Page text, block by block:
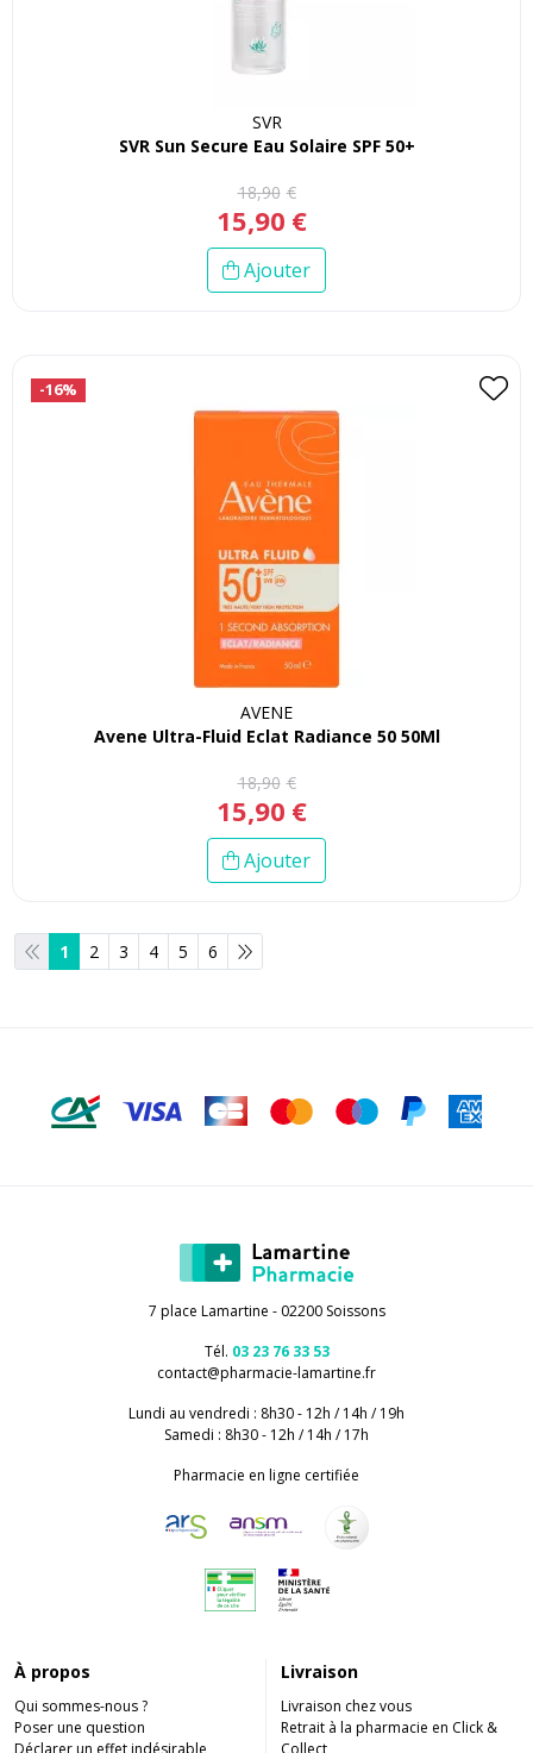
SVR
SVR Sun Secure Eau Solaire SPF 50+
18,90 €
15,90 €
Ajouter
-16%
AVENE
Avene Ultra-Fluid Eclat Radiance 50 50Ml
18,90 €
15,90 €
Ajouter
1 2 3 4 5 6
7 place Lamartine - 02200 Soissons
Tél. 03 23 76 33 53
contact@pharmacie-lamartine.fr
Lundi au vendredi : 8h30 - 12h / 14h / 19h
Samedi : 8h30 - 12h / 14h / 17h
Pharmacie en ligne certifiée
À propos
Qui sommes-nous ?
Poser une question
Déclarer un effet indésirable
Livraison
Livraison chez vous
Retrait à la pharmacie en Click &
Collect